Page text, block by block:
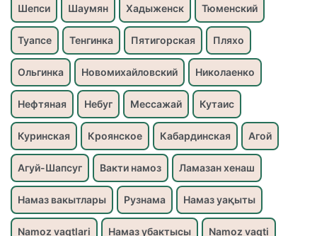
Шепси Шаумян Хадыженск Тюменский
Туапсе Тенгинка Пятигорская Пляхо
Ольгинка Новомихайловский Николаенко
Нефтяная Небуг Мессажай Кутаис
Куринская Кроянское Кабардинская Агой
Агуй-Шапсуг Вакти намоз Ламазан хенаш
Намаз вакытлары Рузнама Намаз уақыты
Namoz vaqtlari Намаз убактысы Namoz vaqti